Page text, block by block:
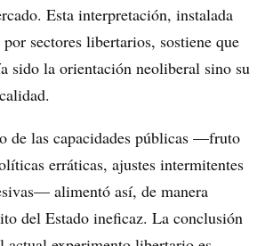
Esta interpretación, instalada
sectores libertarios, sostiene que
sido la orientación neoliberal sino su
de las capacidades públicas —fruto
erráticas, ajustes intermitentes
alimentó así, de manera
del Estado ineficaz. La conclusión